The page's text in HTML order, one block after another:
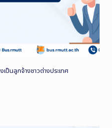
ป็นลูกจ้างชาวต่างประเทศ